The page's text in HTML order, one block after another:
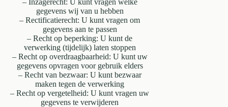
– Inzagerecht: U kunt vragen welke
gegevens wij van u hebben
– Rectificatierecht: U kunt vragen om
gegevens aan te passen
– Recht op beperking: U kunt de
verwerking (tijdelijk) laten stoppen
– Recht op overdraagbaarheid: U kunt uw
gegevens opvragen voor gebruik elders
– Recht van bezwaar: U kunt bezwaar
maken tegen de verwerking
– Recht op vergetelheid: U kunt vragen uw
gegevens te verwijderen